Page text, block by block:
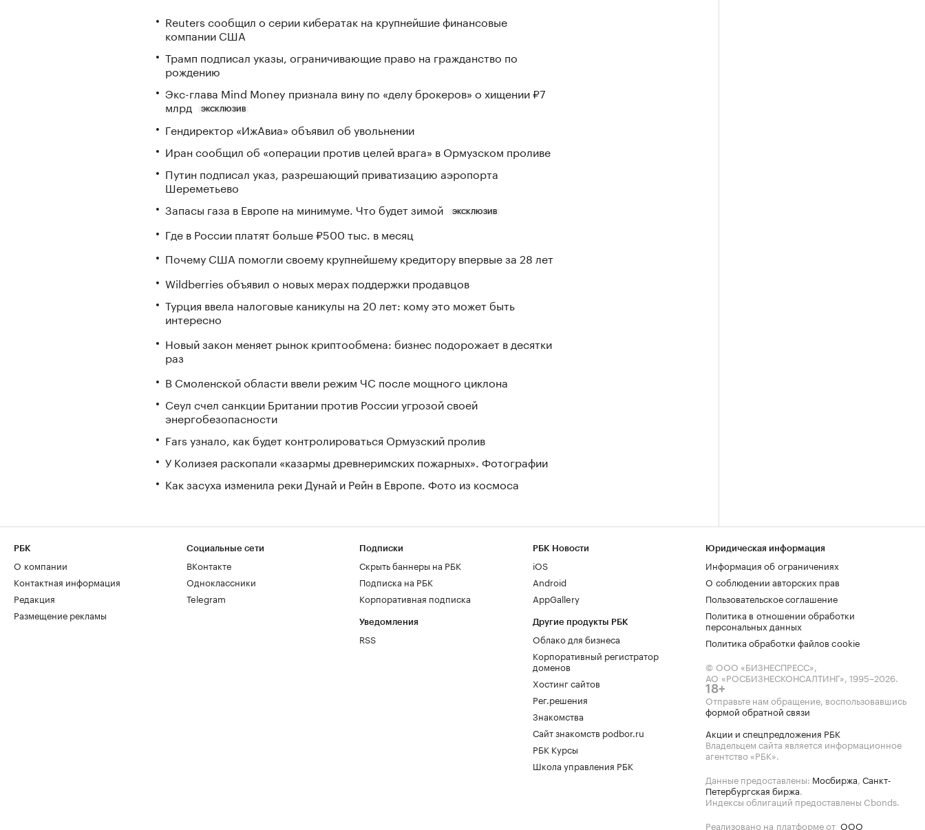
Reuters сообщил о серии кибератак на крупнейшие финансовые
компании США
Трамп подписал указы, ограничивающие право на гражданство по
рождению
Экс-глава Mind Money признала вину по «делу брокеров» о хищении ₽7
млрд
ЭКСКЛЮЗИВ
Гендиректор «ИжАвиа» объявил об увольнении
Иран сообщил об «операции против целей врага» в Ормузском проливе
Путин подписал указ, разрешающий приватизацию аэропорта
Шереметьево
Запасы газа в Европе на минимуме. Что будет зимой
ЭКСКЛЮЗИВ
Где в России платят больше ₽500 тыс. в месяц
Почему США помогли своему крупнейшему кредитору впервые за 28 лет
Wildberries объявил о новых мерах поддержки продавцов
Турция ввела налоговые каникулы на 20 лет: кому это может быть
интересно
Новый закон меняет рынок криптообмена: бизнес подорожает в десятки
раз
В Смоленской области ввели режим ЧС после мощного циклона
Сеул счел санкции Британии против России угрозой своей
энергобезопасности
Fars узнало, как будет контролироваться Ормузский пролив
У Колизея раскопали «казармы древнеримских пожарных». Фотографии
Как засуха изменила реки Дунай и Рейн в Европе. Фото из космоса
РБК
О компании
Контактная информация
Редакция
Размещение рекламы
Социальные сети
ВКонтакте
Одноклассники
Telegram
Подписки
Скрыть баннеры на РБК
Подписка на РБК
Корпоративная подписка
Уведомления
RSS
РБК Новости
iOS
Android
AppGallery
Другие продукты РБК
Облако для бизнеса
Корпоративный регистратор
доменов
Хостинг сайтов
Рег.решения
Знакомства
Сайт знакомств podbor.ru
РБК Курсы
Школа управления РБК
Юридическая информация
Информация об ограничениях
О соблюдении авторских прав
Пользовательское соглашение
Политика в отношении обработки
персональных данных
Политика обработки файлов cookie
© ООО «БИЗНЕСПРЕСС»,
АО «РОСБИЗНЕСКОНСАЛТИНГ», 1995–2026.
18+
Отправьте нам обращение, воспользовавшись
формой обратной связи
Акции и спецпредложения РБК
Владельцем сайта является информационное
агентство «РБК».
Данные предоставлены: Мосбиржа, Санкт-
Петербургская биржа.
Индексы облигаций предоставлены Cbonds.
Реализовано на платформе от ООО